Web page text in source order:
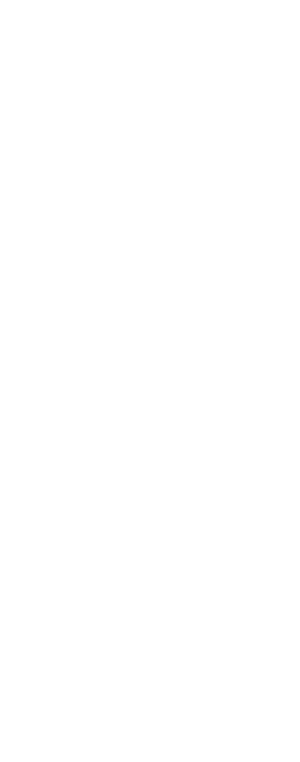
krásné město, vynikající jídlo. Vše proběhlo dle